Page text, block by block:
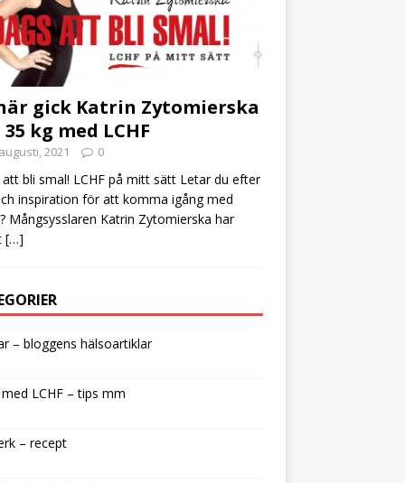
gick Katrin Zytomierska
kg med LCHF
2021 0
att bli smal! LCHF på mitt sätt Letar du efter
inspiration för att komma igång med
Mångsysslaren Katrin Zytomierska har
[…]
– bloggens hälsoartiklar
LCHF – tips mm
– recept